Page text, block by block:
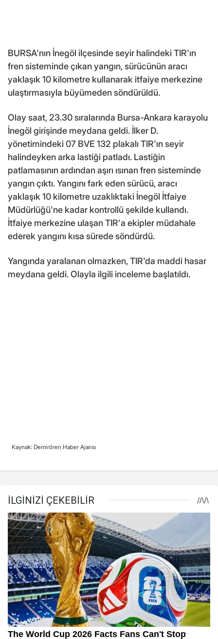
BURSA'nın İnegöl ilçesinde seyir halindeki TIR'ın
fren sisteminde çıkan yangın, sürücünün aracı
yaklaşık 10 kilometre kullanarak itfaiye merkezine
ulaştırmasıyla büyümeden söndürüldü.
Olay saat, 23.30 sıralarında Bursa-Ankara karayolu
İnegöl girişinde meydana geldi. İlker D.
yönetimindeki 07 BVE 132 plakalı TIR'ın seyir
halindeyken arka lastiği patladı. Lastiğin
patlamasının ardından aşırı ısınan fren sisteminde
yangın çıktı. Yangını fark eden sürücü, aracı
yaklaşık 10 kilometre uzaklıktaki İnegöl İtfaiye
Müdürlüğü'ne kadar kontrollü şekilde kullandı.
İtfaiye merkezine ulaşan TIR'a ekipler müdahale
ederek yangını kısa sürede söndürdü.
Yangında yaralanan olmazken, TIR'da maddi hasar
meydana geldi. Olayla ilgili inceleme başlatıldı.
Kaynak: Demirören Haber Ajansı